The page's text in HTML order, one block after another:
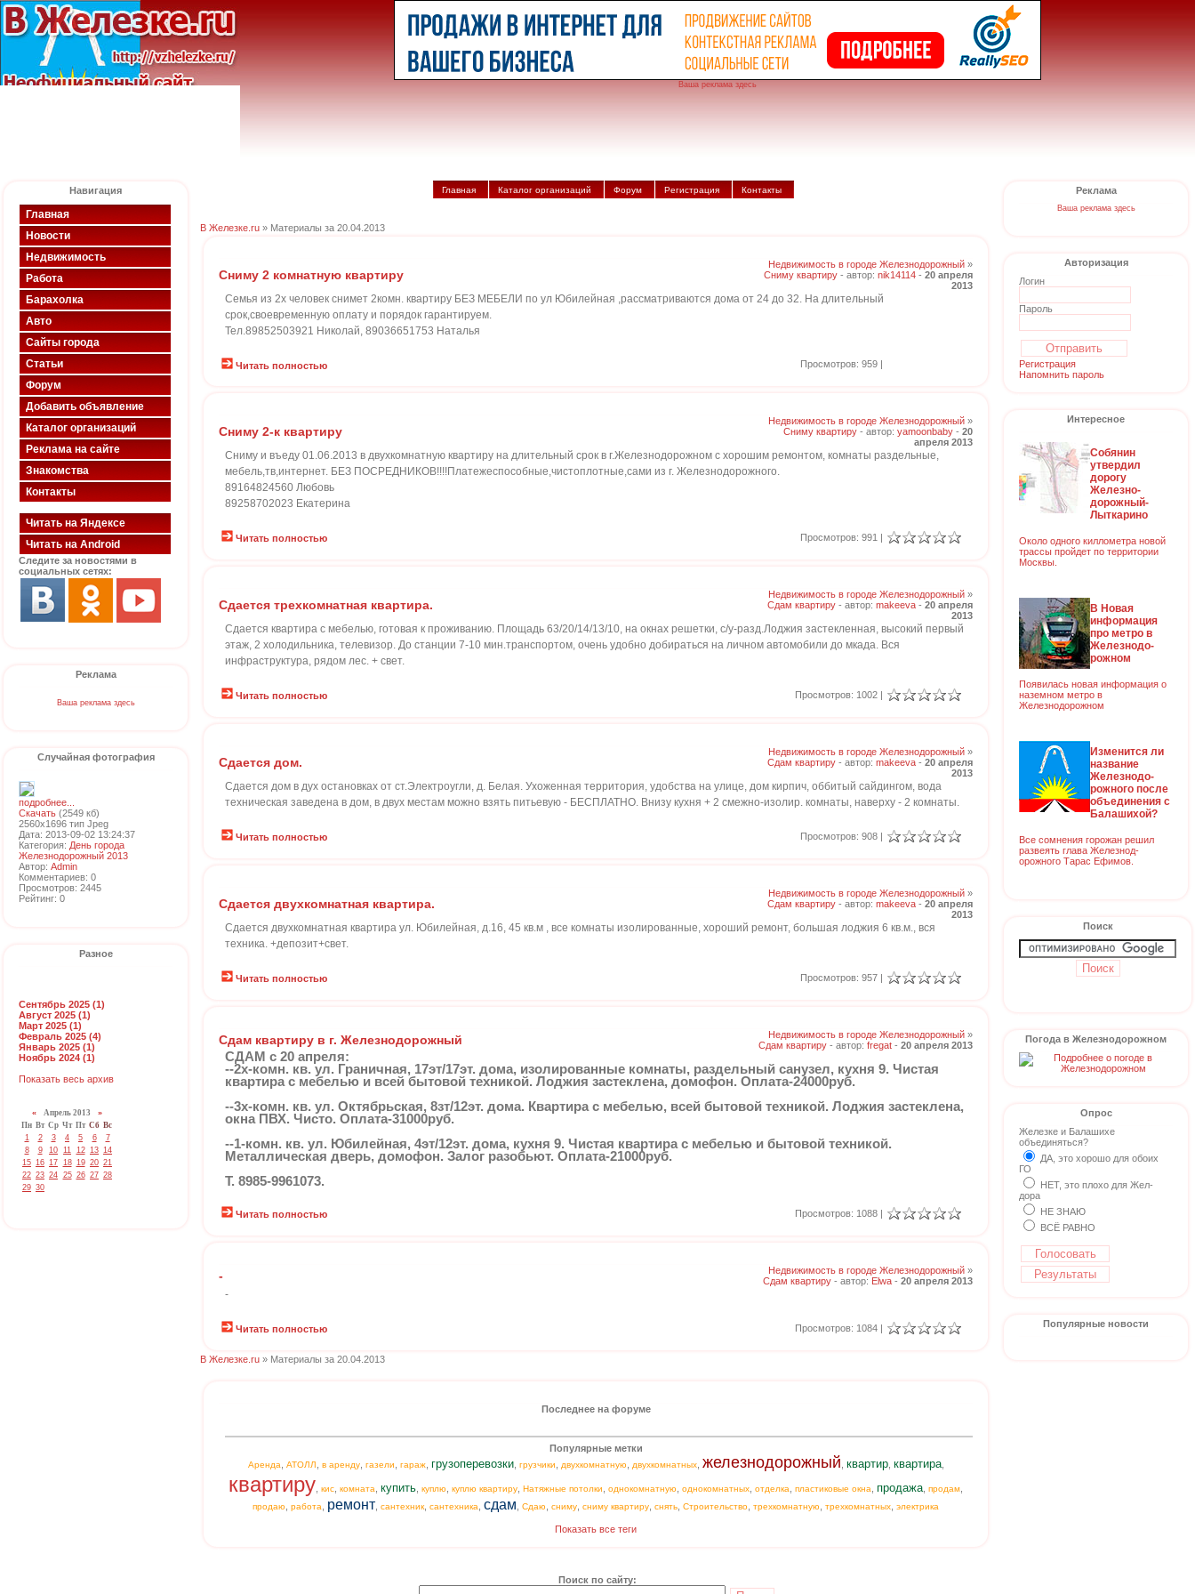
Ваша реклама здесь
Навигация
Главная
Новости
Недвижимость
Работа
Барахолка
Авто
Сайты города
Статьи
Форум
Добавить объявление
Каталог организаций
Реклама на сайте
Знакомства
Контакты
Читать на Яндексе
Читать на Android
Следите за новостями в
социальных сетях:
Реклама
Ваша реклама здесь
Случайная фотография
подробнее...
Скачать (2549 кб)
2560x1696 тип Jpeg
Дата: 2013-09-02 13:24:37
Категория: День города
Железнодорожный 2013
Автор: Admin
Комментариев: 0
Просмотров: 2445
Рейтинг: 0
Разное
Сентябрь 2025 (1)
Август 2025 (1)
Март 2025 (1)
Февраль 2025 (4)
Январь 2025 (1)
Ноябрь 2024 (1)
Показать весь архив
«Апрель 2013 »
Пн Вт Ср Чт Пт Сб Вс
1
2 3 4 5 6
7
8
9 10 11 12 13 14
15 16 17 18 19 20 21
22 23 24 25 26 27 28
29 30
Главная Каталог организаций Форум Регистрация Контакты
В Железке.ru » Материалы за 20.04.2013
Сниму 2 комнатную квартиру
Недвижимость в городе Железнодорожный »
Сниму квартиру - автор: nik14114 - 20 апреля
2013
Семья из 2х человек снимет 2комн. квартиру БЕЗ МЕБЕЛИ по ул Юбилейная ,рассматриваются дома от 24 до 32. На длительный
срок,своевременную оплату и порядок гарантируем.
Тел.89852503921 Николай, 89036651753 Наталья
Читать полностью Просмотров: 959 |
Сниму 2-к квартиру
Недвижимость в городе Железнодорожный »
Сниму квартиру - автор: yamoonbaby - 20
апреля 2013
Сниму и въеду 01.06.2013 в двухкомнатную квартиру на длительный срок в г.Железнодорожном с хорошим ремонтом, комнаты раздельные,
мебель,тв,интернет. БЕЗ ПОСРЕДНИКОВ!!!!Платежеспособные,чистоплотные,сами из г. Железнодорожного.
89164824560 Любовь
89258702023 Екатерина
Читать полностью Просмотров: 991 |
Сдается трехкомнатная квартира.
Недвижимость в городе Железнодорожный »
Сдам квартиру - автор: makeeva - 20 апреля
2013
Сдается квартира с мебелью, готовая к проживанию. Площадь 63/20/14/13/10, на окнах решетки, с/у-разд.Лоджия застекленная, высокий первый
этаж, 2 холодильника, телевизор. До станции 7-10 мин.транспортом, очень удобно добираться на личном автомобили до мкада. Вся
инфраструктура, рядом лес. + свет.
Читать полностью Просмотров: 1002 |
Сдается дом.
Недвижимость в городе Железнодорожный »
Сдам квартиру - автор: makeeva - 20 апреля
2013
Сдается дом в дух остановках от ст.Электроугли, д. Белая. Ухоженная территория, удобства на улице, дом кирпич, оббитый сайдингом, вода
техническая заведена в дом, в двух местам можно взять питьевую - БЕСПЛАТНО. Внизу кухня + 2 смежно-изолир. комнаты, наверху - 2 комнаты.
Читать полностью Просмотров: 908 |
Сдается двухкомнатная квартира.
Недвижимость в городе Железнодорожный »
Сдам квартиру - автор: makeeva - 20 апреля
2013
Сдается двухкомнатная квартира ул. Юбилейная, д.16, 45 кв.м , все комнаты изолированные, хороший ремонт, большая лоджия 6 кв.м., вся
техника. +депозит+свет.
Читать полностью Просмотров: 957 |
Сдам квартиру в г. Железнодорожный Недвижимость в городе Железнодорожный »
Сдам квартиру - автор: fregat - 20 апреля 2013
СДАМ с 20 апреля:
--2х-комн. кв. ул. Граничная, 17эт/17эт. дома, изолированные комнаты, раздельный санузел, кухня 9. Чистая
квартира с мебелью и всей бытовой техникой. Лоджия застеклена, домофон. Оплата-24000руб.
--3х-комн. кв. ул. Октябрьская, 8зт/12эт. дома. Квартира с мебелью, всей бытовой техникой. Лоджия застеклена,
окна ПВХ. Чисто. Оплата-31000руб.
--1-комн. кв. ул. Юбилейная, 4эт/12эт. дома, кухня 9. Чистая квартира с мебелью и бытовой техникой.
Металлическая дверь, домофон. Залог разобьют. Оплата-21000руб.
Т. 8985-9961073.
Читать полностью Просмотров: 1088 |
- Недвижимость в городе Железнодорожный »
Сдам квартиру - автор: Elwa - 20 апреля 2013
-
Читать полностью Просмотров: 1084 |
В Железке.ru » Материалы за 20.04.2013
Последнее на форуме
Популярные метки
Аренда АТОЛЛ в аренду, газели гараж, грузоперевозки, грузчики двухкомнатную двухкомнатных, железнодорожный квартир, квартира,
квартиру кис комната купить куплю куплю квартиру Натяжные потолки однокомнатную однокомнатных отделка пластиковые окна продажа продам
продаю работа ремонт сантехник сантехника сдам Сдаю сниму сниму квартиру снять Строительство трехкомнатную трехкомнатных электрика
Показать все теги
Реклама
Ваша реклама здесь
Авторизация
Логин
Пароль
Регистрация
Напомнить пароль
Интересное
Собянин
утвердил
дорогу
Железно-
дорожный-
Лыткарино
Около одного киллометра новой
трассы пройдет по территории
Москвы.
В Новая
информация
про метро в
Железнодо-
рожном
Появилась новая информация о
наземном метро в
Железнодорожном
Изменится ли
название
Железнодо-
рожного после
объединения с
Балашихой?
Все сомнения горожан решил
развеять глава Железнод-
орожного Тарас Ефимов.
Поиск
Погода в Железнодорожном
Опрос
Железке и Балашихе
объединяться?
ДА, это хорошо для обоих
ГО
НЕТ, это плохо для Жел-
дора
НЕ ЗНАЮ
ВСЁ РАВНО
Популярные новости
Поиск по сайту: